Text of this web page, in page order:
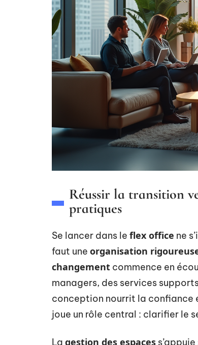
Réussir la transition
pratiques
Se lancer dans le flex office ne
faut une organisation
changement commence en
managers, des services
conception nourrit la confiance
joue un rôle central : clarifier le
La gestion des espaces